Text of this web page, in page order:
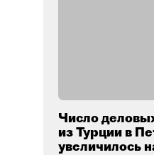
Число
из Турции в
увеличилось